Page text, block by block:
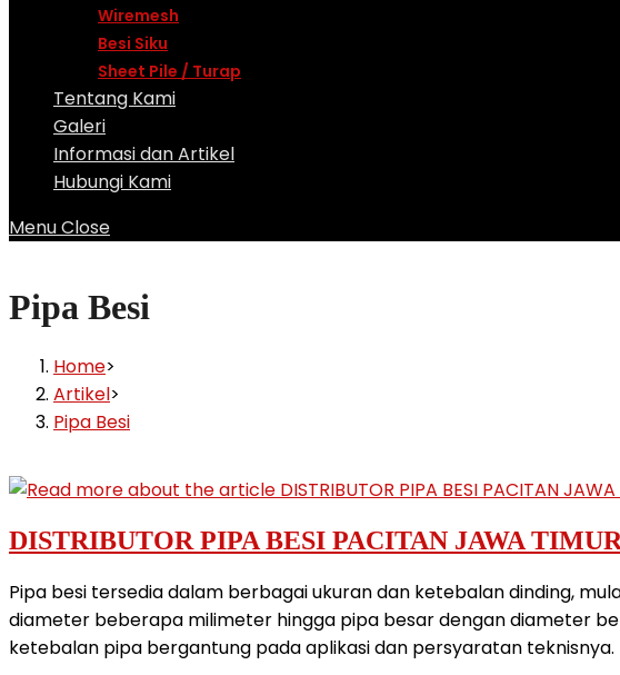
Wiremesh
Besi Siku
Sheet Pile / Turap
Tentang Kami
Galeri
Informasi dan Artikel
Hubungi Kami
MenuClose
Pipa Besi
Home>
Artikel>
Pipa Besi
DISTRIBUTOR PIPA BESI PACITAN JAWA TIMUR
Pipa besi tersedia dalam berbagai ukuran dan ketebalan dinding,
diameter beberapa milimeter hingga pipa besar dengan diameter
ketebalan pipa bergantung pada aplikasi dan persyaratan teknisnya.